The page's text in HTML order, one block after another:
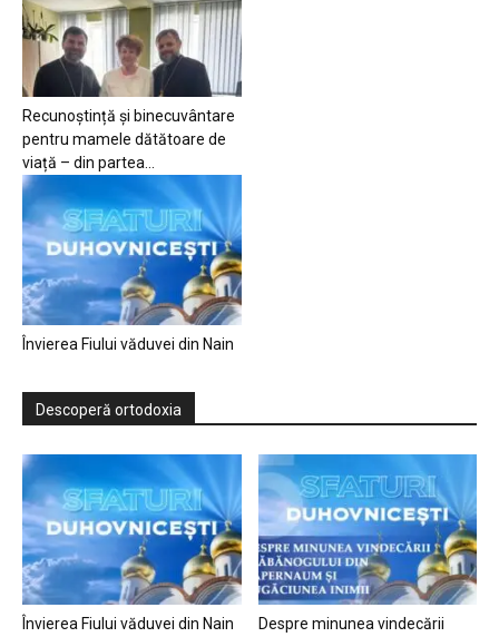
Recunoștință și binecuvântare
pentru mamele dătătoare de
viață – din partea...
Învierea Fiului văduvei din Nain
Descoperă ortodoxia
Învierea Fiului văduvei din Nain
Despre minunea vindecării